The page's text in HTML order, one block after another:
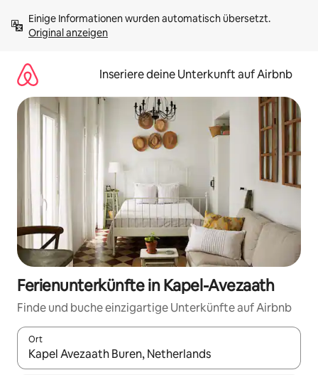
Inhalten
springenOriginal anzeigen
Inseriere deine Unterkunft auf Airbnb
Ferienunterkünfte in Kapel-Avezaath
Finde und buche einzigartige Unterkünfte auf Airbnb
Ort
Wenn Ergebnisse verfügbar sind, navigiere mit den